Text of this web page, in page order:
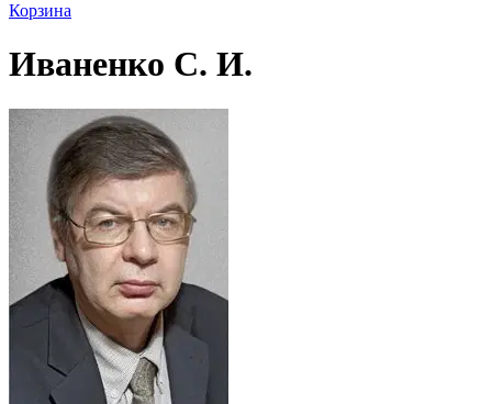
Корзина
Иваненко С. И.